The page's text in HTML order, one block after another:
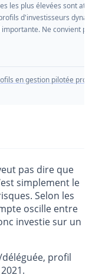
les plus élevées sont
d'investisseurs
Ne convient
en gestion pilotée
pas dire que
simplement le
Selon les
oscille entre
investie sur un
profil